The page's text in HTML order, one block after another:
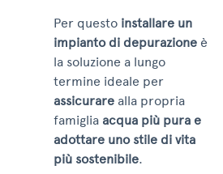
Per questo installare un
impianto di depurazione è
la soluzione a lungo
termine ideale per
assicurare alla propria
famiglia acqua più pura e
adottare uno stile di vita
più sostenibile.